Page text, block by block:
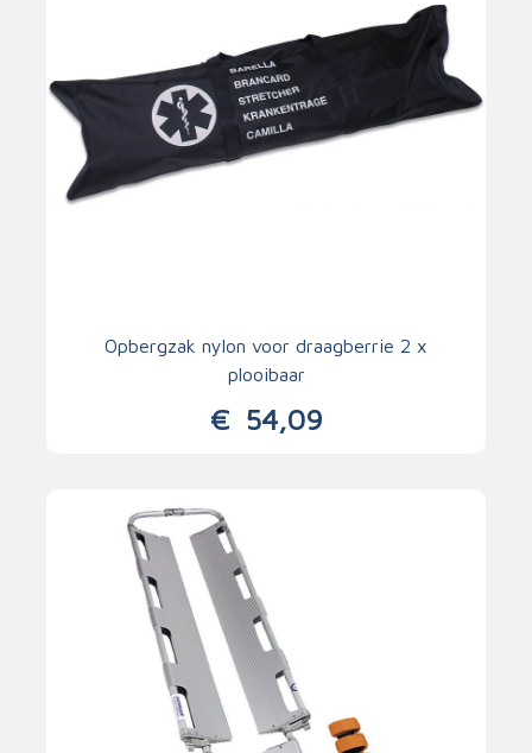
Opbergzak nylon voor draagberrie 2 x
plooibaar
€54,09